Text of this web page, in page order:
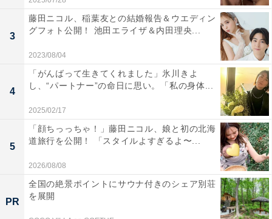
3
藤田ニコル、稲葉友との結婚報告＆ウエディン
グフォト公開！ 池田エライザ＆内田理央...
2023/08/04
4
「がんばって生きてくれました」氷川きよ
し、“パートナー”の命日に思い。「私の身体...
2025/02/17
5
「顔ちっっちゃ！」藤田ニコル、娘と初の北海
道旅行を公開！ 「スタイルよすぎるよ〜...
2026/08/08
PR
全国の絶景ポイントにサウナ付きのシェア別荘
を展開